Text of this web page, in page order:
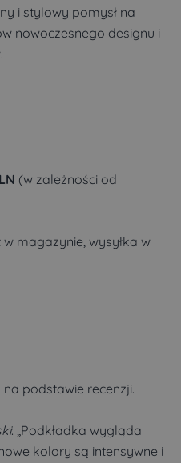
i stylowy pomysł na
nowoczesnego designu i
(w zależności od
w magazynie, wysyłka w
na podstawie recenzji.
: „Podkładka wygląda
kolory są intensywne i